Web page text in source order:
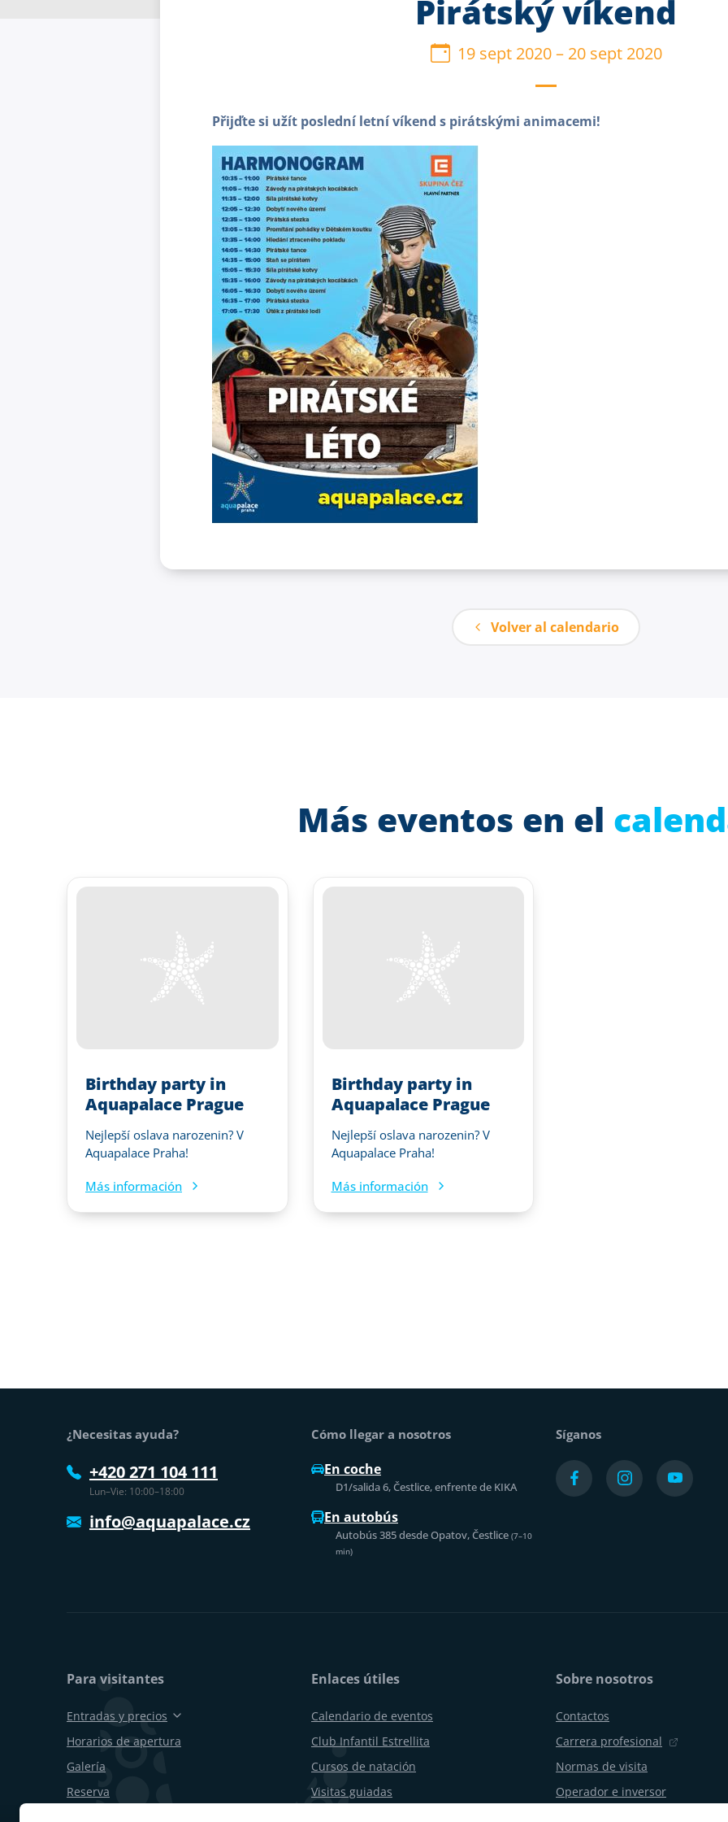
Pirátský víkend
19 sept 2020– 20 sept 2020
Přijďte si užít poslední letní víkend s pirátskými animacemi!
Volver al calendario
Más eventos en el
Birthday party in
Aquapalace Prague
Nejlepší oslava narozenin? V
Aquapalace Praha!
Más información
Birthday party in
Aquapalace Prague
Nejlepší oslava narozenin? V
Aquapalace Praha!
Más información
¿Necesitas ayuda?
+420 271 104 111
Lun–Vie: 10:00–18:00
info@aquapalace.cz
Cómo llegar a nosotros
En coche
D1/salida 6, Čestlice, enfrente de KIKA
En autobús
Autobús 385 desde Opatov, Čestlice (7–10
min)
Síganos
Para visitantes
Entradas y precios
Horarios de apertura
Galería
Reserva
Enlaces útiles
Calendario de eventos
Club Infantil Estrellita
Cursos de natación
Visitas guiadas
Sobre nosotros
Contactos
Carrera profesional
Normas de visita
Operador e inversor